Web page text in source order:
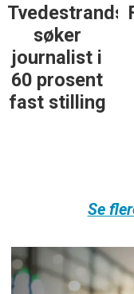
søker
journalist i
60 prosent
fast stilling
Se